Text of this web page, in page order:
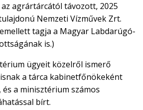
agrártárcától távozott, 2025
Nemzeti Vízművek Zrt.
tagja a Magyar Labdarúgó-
is.)
ügyeit közelről ismerő
a tárca kabinetfőnökeként
a minisztérium számos
bírt.